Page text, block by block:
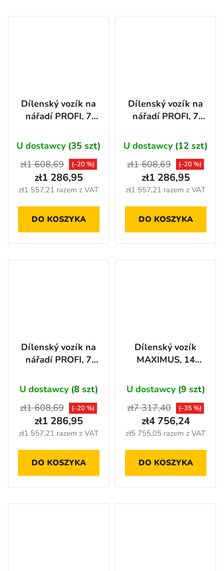
Dílenský vozík na
nářadí PROFI, 7
TGC1307WA
U dostawcy (35 szt)
zł1 557,21 razem z VAT
zł1 286,95
zł1 608,69 (–20 %)
DO KOSZYKA
Dílenský vozík na
nářadí PROFI, 7
MTGC1307WA
U dostawcy (12 szt)
zł1 557,21 razem z VAT
zł1 286,95
zł1 608,69 (–20 %)
DO KOSZYKA
Dílenský vozík na
nářadí PROFI, 7
RTGC1307WA
U dostawcy (8 szt)
zł1 557,21 razem z VAT
zł1 286,95
zł1 608,69 (–20 %)
DO KOSZYKA
Dílenský vozík
MAXIMUS, 14
U dostawcy (9 szt)
zł5 755,05 razem z VAT
zł4 756,24
zł7 317,40 (–35 %)
DO KOSZYKA